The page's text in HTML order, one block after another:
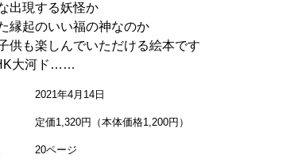
出現する妖怪か
縁起のいい福の神なのか
供も楽しんでいただける絵本です
大河ド……
2021年4月14日
定価1,320円（本体価格1,200円）
20ページ